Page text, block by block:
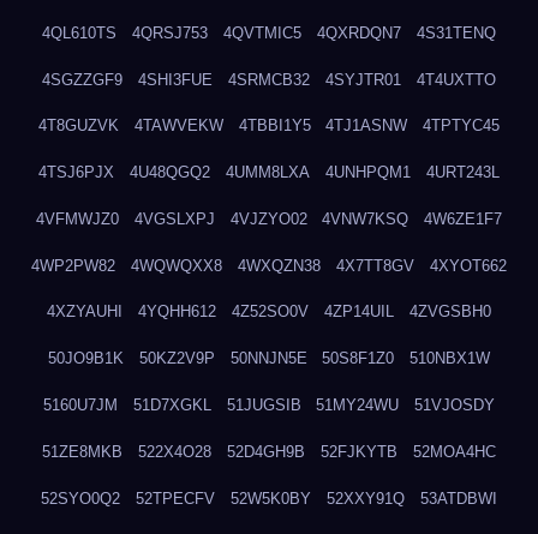
4QL610TS 4QRSJ753 4QVTMIC5 4QXRDQN7 4S31TENQ
4SGZZGF9 4SHI3FUE 4SRMCB32 4SYJTR01 4T4UXTTO
4T8GUZVK 4TAWVEKW 4TBBI1Y5 4TJ1ASNW 4TPTYC45
4TSJ6PJX 4U48QGQ2 4UMM8LXA 4UNHPQM1 4URT243L
4VFMWJZ0 4VGSLXPJ 4VJZYO02 4VNW7KSQ 4W6ZE1F7
4WP2PW82 4WQWQXX8 4WXQZN38 4X7TT8GV 4XYOT662
4XZYAUHI 4YQHH612 4Z52SO0V 4ZP14UIL 4ZVGSBH0
50JO9B1K 50KZ2V9P 50NNJN5E 50S8F1Z0 510NBX1W
5160U7JM 51D7XGKL 51JUGSIB 51MY24WU 51VJOSDY
51ZE8MKB 522X4O28 52D4GH9B 52FJKYTB 52MOA4HC
52SYO0Q2 52TPECFV 52W5K0BY 52XXY91Q 53ATDBWI